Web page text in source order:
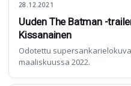
28.12.2021
Uuden The Batman -
Kissanainen
Odotettu
maaliskuussa 2022.